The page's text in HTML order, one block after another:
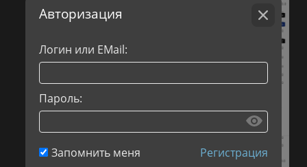
Авторизация
Логин или EMail:
Пароль:
Регистрация
Запомнить меня